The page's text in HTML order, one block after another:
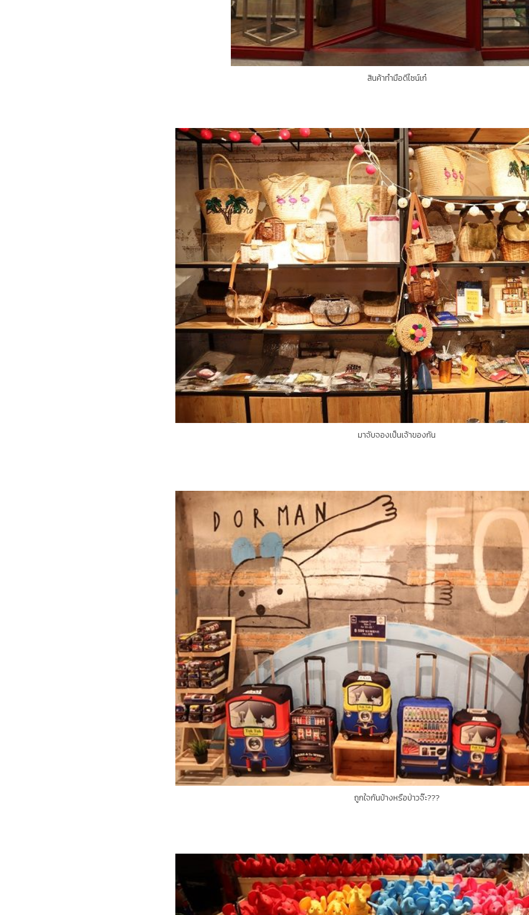
สินค้าทำมือดีไซน์เก๋
มาจับจองเป็นเจ้าของกัน
ถูกใจกันบ้างหรือป่าวจ๊ะ???